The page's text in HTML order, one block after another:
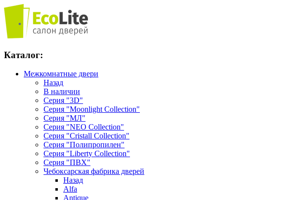
Каталог:
Межкомнатные двери
Назад
В наличии
Серия "3D"
Серия "Moonlight Collection"
Серия "МЛ"
Серия "NEO Collection"
Серия "Cristall Collection"
Серия "Полипропилен"
Серия "Liberty Collection"
Серия "ПВХ"
Чебоксарская фабрика дверей
Назад
Alfa
Antique